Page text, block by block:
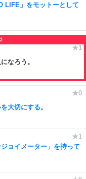
LIFE」をモットーとして
なろう。
大切にする。
ョイメーター」を持って